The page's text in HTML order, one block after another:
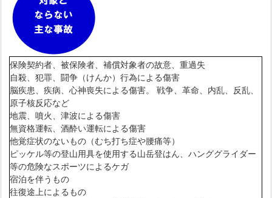
保険契約者、被保険者、補償対象者の故意、重過失
自殺、犯罪、闘争（けんか）行為による傷害
脳疾患、疾病、心神喪失による傷害。 戦争、革命、内乱、反乱、
原子核反応など
地震、噴火、津波による傷害
無資格運転、酒酔い運転による傷害
他覚症状のないもの（むち打ち症や腰痛等）
ピッケル等の登山用具を使用する山岳登はん、ハンググライダー
等の危険なスポーツによるケガ
宿泊を伴うもの
往復途上によるもの